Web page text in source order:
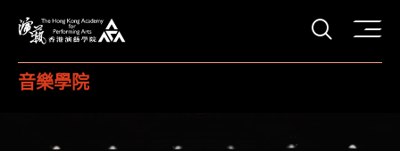
打開
音樂學院